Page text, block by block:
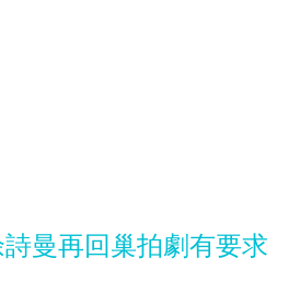
詩曼再回巢拍劇有要求